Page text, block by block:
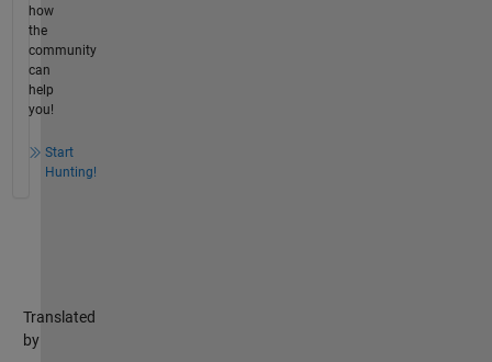
how
the
community
can
help
you!
Start
Hunting!
Translated
by